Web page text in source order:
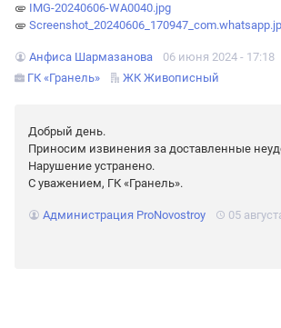
IMG-20240606-WA0040.jpg
Анфиса Шармазанова 06 июня 2024 - 17:18
ГК «Гранель»
ЖК Живописный
Добрый день.
Приносим извинения за доставленные
Нарушение устранено.
С уважением, ГК «Гранель».
Администрация ProNovostroy 05